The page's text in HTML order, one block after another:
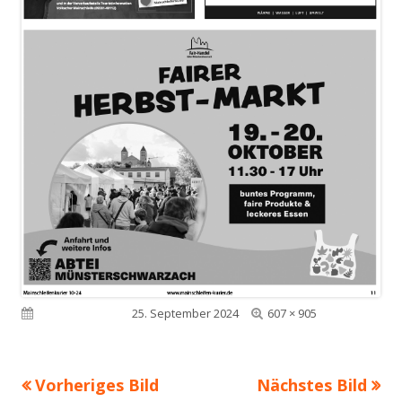
Veröffentlicht am25. September 2024
Volle
607 × 905
Vorheriges Bild Nächstes Bild